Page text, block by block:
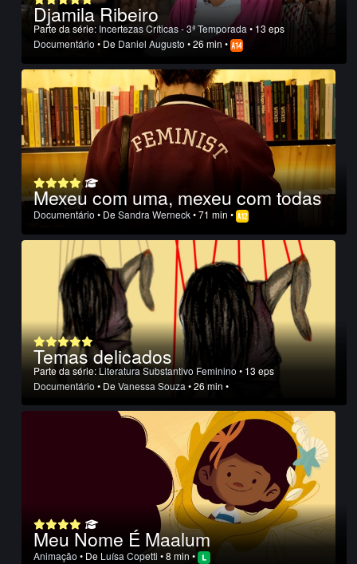
Djamila Ribeiro
Parte da série: Incertezas Críticas - 3ª Temporada • 13 eps
Documentário • De Daniel Augusto • 26 min •
Mexeu com uma, mexeu com todas
Documentário • DeSandra Werneck• 71 min •
Temas delicados
Parte da série: Literatura Substantivo Feminino • 13 eps
Documentário • DeVanessa Souza • 26 min •
Meu Nome É Maalum
Animação • De Luí­sa Copetti • 8 min •